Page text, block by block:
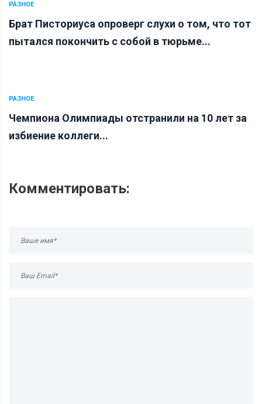
РАЗНОЕ
Брат Писториуса опроверг слухи о том, что тот
пытался покончить с собой в тюрьме...
РАЗНОЕ
Чемпиона Олимпиады отстранили на 10 лет за
избиение коллеги...
Комментировать: